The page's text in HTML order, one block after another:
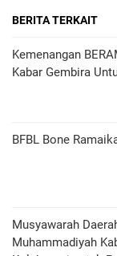
BERITA TERKAIT
Kemenangan
Kabar Gembira
BFBL Bone
Musyawarah
Muhammadiyah